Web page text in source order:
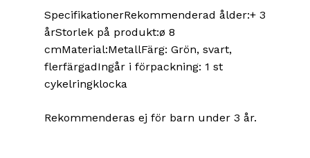
SpecifikationerRekommenderad ålder:+ 3
årStorlek på produkt:ø 8
cmMaterial:MetallFärg: Grön, svart,
flerfärgadIngår i förpackning: 1 st
cykelringklocka
Rekommenderas ej för barn under 3 år.